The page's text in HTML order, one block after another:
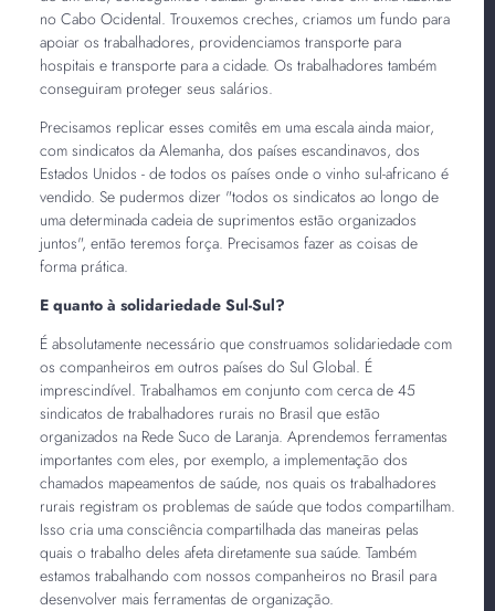
no Cabo Ocidental. Trouxemos creches, criamos um fundo para
apoiar os trabalhadores, providenciamos transporte para
hospitais e transporte para a cidade. Os trabalhadores também
conseguiram proteger seus salários.
Precisamos replicar esses comitês em uma escala ainda maior,
com sindicatos da Alemanha, dos países escandinavos, dos
Estados Unidos - de todos os países onde o vinho sul-africano é
vendido. Se pudermos dizer "todos os sindicatos ao longo de
uma determinada cadeia de suprimentos estão organizados
juntos", então teremos força. Precisamos fazer as coisas de
forma prática.
E quanto à solidariedade Sul-Sul?
É absolutamente necessário que construamos solidariedade com
os companheiros em outros países do Sul Global. É
imprescindível. Trabalhamos em conjunto com cerca de 45
sindicatos de trabalhadores rurais no Brasil que estão
organizados na Rede Suco de Laranja. Aprendemos ferramentas
importantes com eles, por exemplo, a implementação dos
chamados mapeamentos de saúde, nos quais os trabalhadores
rurais registram os problemas de saúde que todos compartilham.
Isso cria uma consciência compartilhada das maneiras pelas
quais o trabalho deles afeta diretamente sua saúde. Também
estamos trabalhando com nossos companheiros no Brasil para
desenvolver mais ferramentas de organização.